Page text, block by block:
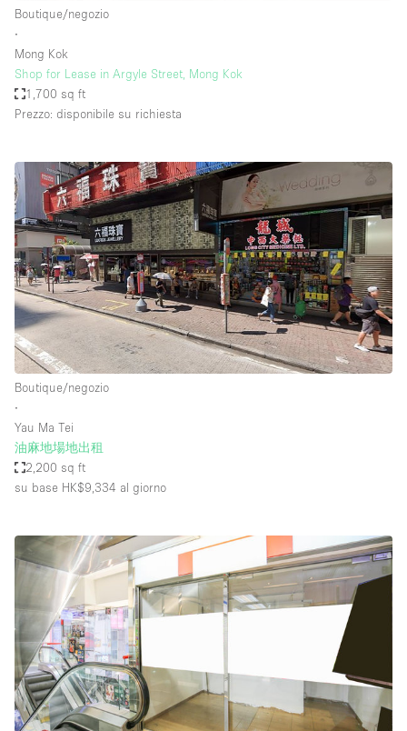
Boutique/negozio
∙
Mong Kok
Shop for Lease in Argyle Street, Mong Kok
1,700 sq ft
Prezzo: disponibile su richiesta
Boutique/negozio
∙
Yau Ma Tei
油麻地場地出租
2,200 sq ft
su base HK$9,334 al giorno